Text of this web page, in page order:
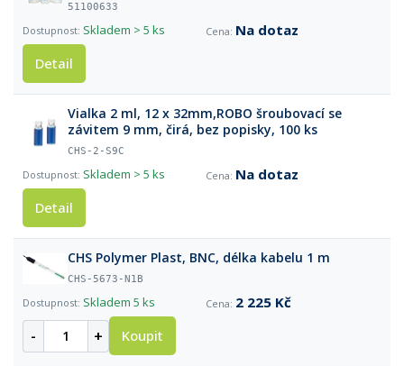
51100633
Skladem > 5 ks
Na dotaz
Detail
Vialka 2 ml, 12 x 32mm,ROBO šroubovací se
závitem 9 mm, čirá, bez popisky, 100 ks
CHS-2-S9C
Skladem > 5 ks
Na dotaz
Detail
CHS Polymer Plast, BNC, délka kabelu 1 m
CHS-5673-N1B
Skladem 5 ks 2 225 Kč
- + Koupit